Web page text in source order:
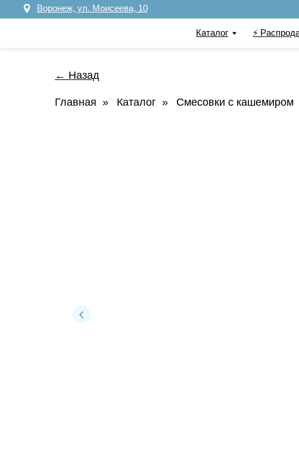
Каталог ⚡️ Распродажа
Воронеж, ул. Моисеева, 10
← Назад
Главная » Каталог » Смесовки с кашемиром